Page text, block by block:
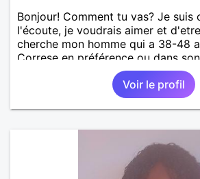
Bonjour! Comment tu vas? Je suis
l'écoute, je voudrais aimer et
cherche mon homme qui a 38-48
Correse en préférence ou dans
je travaille en CDI et je ne peux
voyager loin. Merci. Bon chance à
Voir le profil